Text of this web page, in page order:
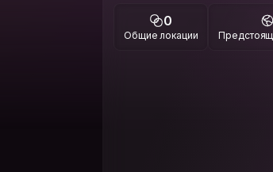
0
Общие локации